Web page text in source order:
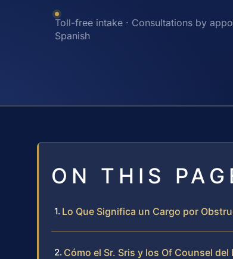
Toll-free intake · Consultations by
Spanish
ON THIS
Lo Que Significa un Cargo por
Cómo el Sr. Sris y los Of Counsel